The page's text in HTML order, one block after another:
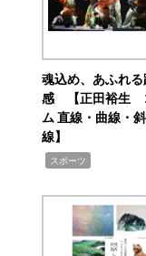
魂込め、あふれ
感 【正田裕生
ム 直線・曲線・
線】
スポーツ